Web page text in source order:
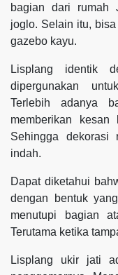
bagian dari rumah
joglo. Selain itu,
gazebo kayu.
Lisplang identik
dipergunakan
Terlebih adanya
memberikan
Sehingga
indah.
Dapat diketahui
dengan bentuk
menutupi bagian
Terutama ketika
Lisplang ukir jati